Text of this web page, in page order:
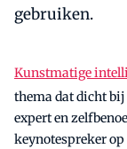
gebruiken.
Kunstmatige
thema dat dicht
expert en
keynotespreker